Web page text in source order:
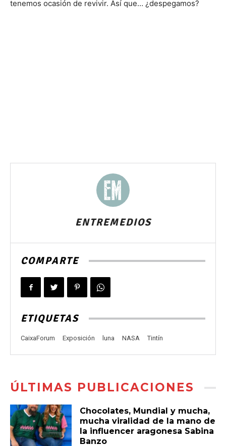
tenemos ocasión de revivir. Así que… ¿despegamos?
ENTREMEDIOS
COMPARTE
ETIQUETAS
CaixaForum Exposición luna NASA Tintín
ÚLTIMAS PUBLICACIONES
Chocolates, Mundial y mucha,
mucha viralidad de la mano de
la influencer aragonesa Sabina
Banzo